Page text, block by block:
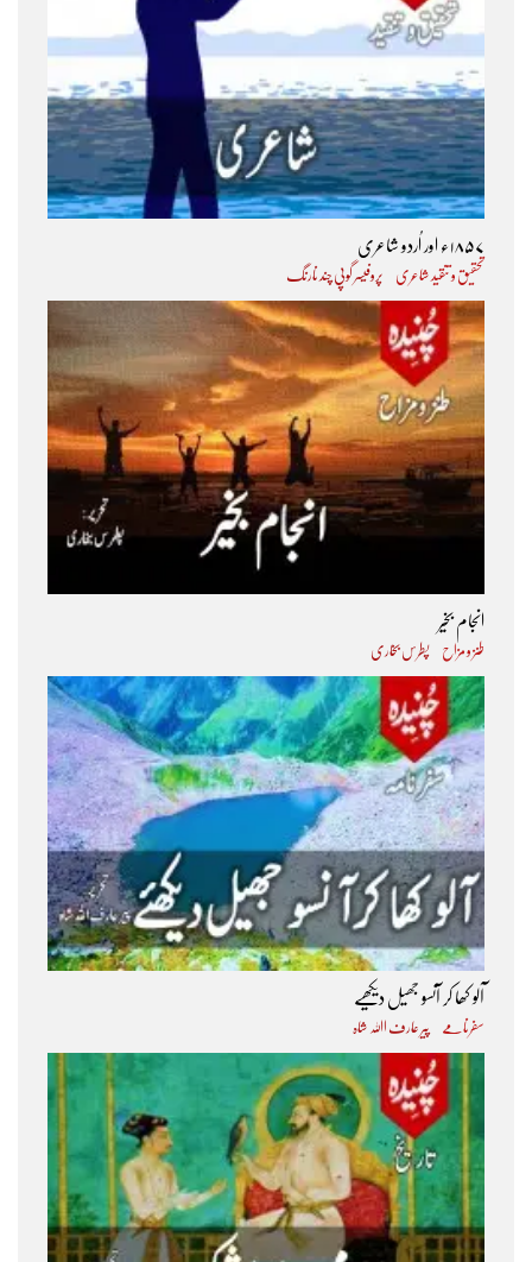
۱۸۵۷ء اور اُردو شاعری
تحقیق و تنقید شاعری پروفیسر گوپی چند نارنگ
انجام بخیر
طنز و مزاح پطرس بخاری
آلو کھا کر آنسو جھیل دیکھیے
سفرنامے پیر عارف اﷲ شاہ